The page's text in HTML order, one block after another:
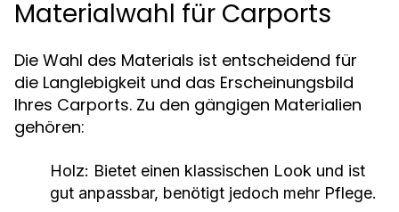
Materialwahl für Carports
Die Wahl des Materials ist entscheidend für
die Langlebigkeit und das Erscheinungsbild
Ihres Carports. Zu den gängigen Materialien
gehören:
Holz: Bietet einen klassischen Look und ist
gut anpassbar, benötigt jedoch mehr Pflege.